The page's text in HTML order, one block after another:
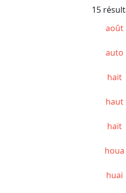
15
août
auto
hait
haut
haït
houa
huai